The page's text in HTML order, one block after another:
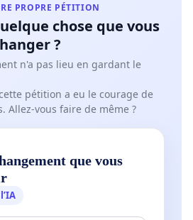
PROPRE PÉTITION
chose que vous
?
n'a pas lieu en gardant le
pétition a eu le courage de
Allez-vous faire de même ?
que vous